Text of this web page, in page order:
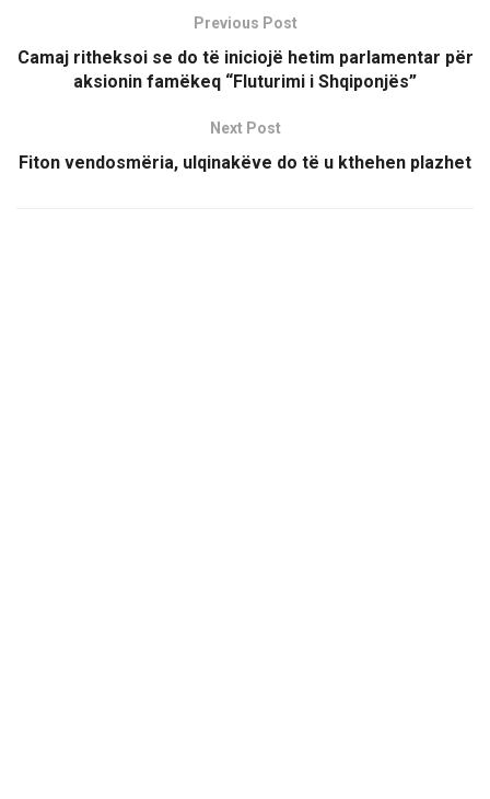
Previous Post
Camaj ritheksoi se do të iniciojë hetim parlamentar për
aksionin famëkeq “Fluturimi i Shqiponjës”
Next Post
Fiton vendosmëria, ulqinakëve do të u kthehen plazhet